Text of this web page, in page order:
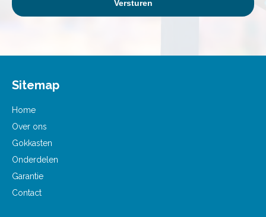
Sitemap
Home
Over ons
Gokkasten
Onderdelen
Garantie
Contact